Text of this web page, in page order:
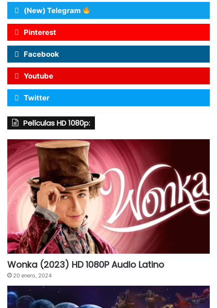
(New) Telegram
Pinterest
Facebook
Youtube
Twitter
Películas HD 1080p:
Wonka (2023) HD 1080P Audio Latino
20 enero, 2024